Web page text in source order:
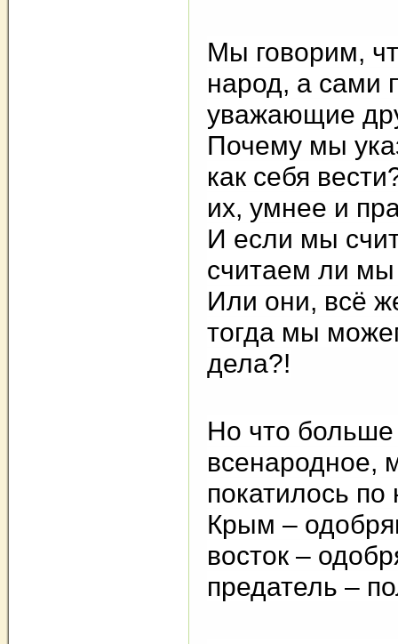
Мы говорим,
народ, а сами
уважающие
Почему мы
как себя
их, умнее и
И если мы
считаем ли
Или они, всё
тогда мы
дела?!
Но что больше
всенародное,
покатилось
Крым –
восток –
предатель –